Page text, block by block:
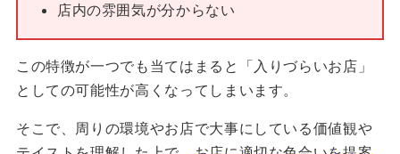
店内の雰囲気が分からない
この特徴が一つでも当てはまると「入りづらいお店」
としての可能性が高くなってしまいます。
そこで、周りの環境やお店で大事にしている価値観や